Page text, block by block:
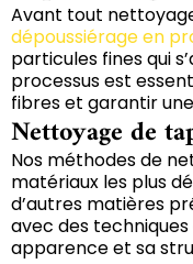
Avant tout
dépoussiérage en
particules fines qui
processus est
fibres et garantir
Nettoyage de
Nos méthodes de
matériaux les plus
d’autres matières
avec des
apparence et sa